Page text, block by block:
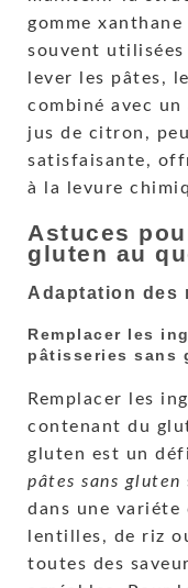
gomme
souvent
lever les pâtes,
combiné avec
jus de citron,
satisfaisante,
à la levure
Astuces
gluten au
Adaptation des
Remplacer les
pâtisseries sans
Remplacer les
contenant du
gluten est un
pâtes sans gluten
dans une variéte
lentilles, de riz
toutes des